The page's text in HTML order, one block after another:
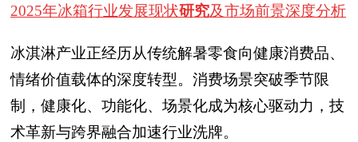
2025年冰箱行业发展现状研究及市场前景深度分析
冰淇淋产业正经历从传统解暑零食向健康消费品、
情绪价值载体的深度转型。消费场景突破季节限
制，健康化、功能化、场景化成为核心驱动力，技
术革新与跨界融合加速行业洗牌。